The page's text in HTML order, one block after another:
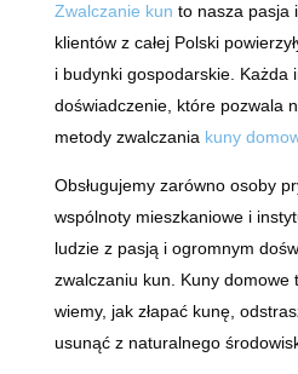
Zwalczanie kun to nasza pasja
klientów z całej Polski
i budynki gospodarskie. Każda
doświadczenie, które pozwala
metody zwalczania kuny
Obsługujemy zarówno osoby
wspólnoty mieszkaniowe i
ludzie z pasją i ogromnym
zwalczaniu kun. Kuny domowe
wiemy, jak złapać kunę,
usunąć z naturalnego